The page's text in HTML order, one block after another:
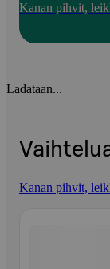
Kanan pihvit,
Ladataan...
Kanan pihvit,